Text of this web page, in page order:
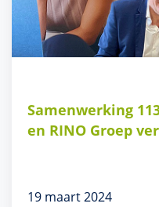
Samenwerking
en RINO Groep
19 maart 2024